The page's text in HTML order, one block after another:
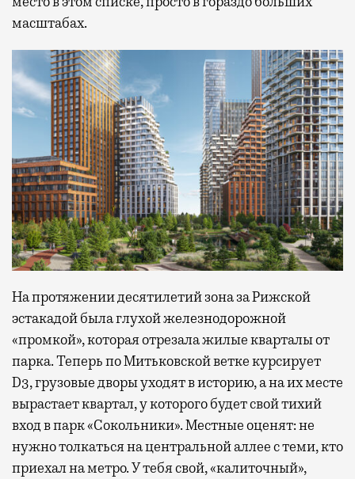
масштабах.
На протяжении десятилетий зона за Рижской
эстакадой была глухой железнодорожной
«промкой», которая отрезала жилые кварталы от
парка. Теперь по Митьковской ветке курсирует
D3, грузовые дворы уходят в историю, а на их месте
вырастает квартал, у которого будет свой тихий
вход в парк «Сокольники». Местные оценят: не
нужно толкаться на центральной аллее с теми, кто
приехал на метро. У тебя свой, «калиточный»,